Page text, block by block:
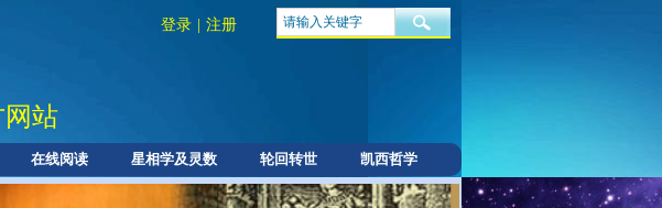
在线阅读 星相学及灵数 轮回转世 凯西哲学
登录 注册
网站